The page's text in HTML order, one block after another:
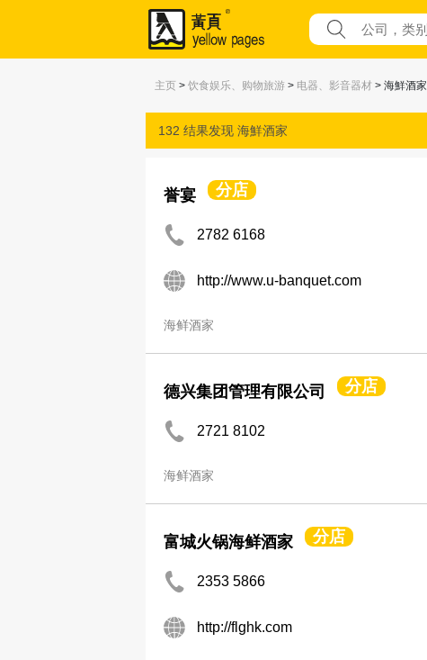
主页 > 饮食娱乐、购物旅游 > 电器、影音器材 > 海鮮酒家
132 结果发现 海鮮酒家
誉宴 分店
2782 6168
http://www.u-banquet.com
海鲜酒家
德兴集团管理有限公司 分店
2721 8102
海鲜酒家
富城火锅海鲜酒家 分店
2353 5866
http://flghk.com